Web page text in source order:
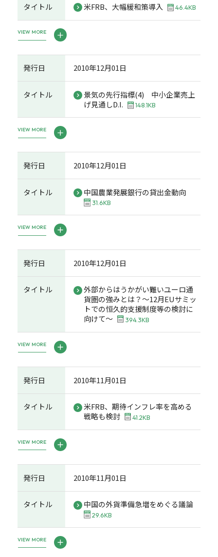
タイトル 米FRB、大幅緩和策導入 46.4KB
VIEW MORE
発行日 2010年12月01日
タイトル
景気の先行指標(4) 中小企業売上
げ見通しD.I.
148.1KB
VIEW MORE
発行日 2010年12月01日
タイトル 中国農業発展銀行の貸出金動向
31.6KB
VIEW MORE
発行日 2010年12月01日
タイトル
外部からはうかがい難いユーロ通
貨圏の強みとは？～12月EUサミッ
トでの恒久的支援制度等の検討に
向けて～
394.3KB
VIEW MORE
発行日 2010年11月01日
タイトル
米FRB、期待インフレ率を高める
戦略も検討
41.2KB
VIEW MORE
発行日 2010年11月01日
タイトル 中国の外貨準備急増をめぐる議論
29.6KB
VIEW MORE